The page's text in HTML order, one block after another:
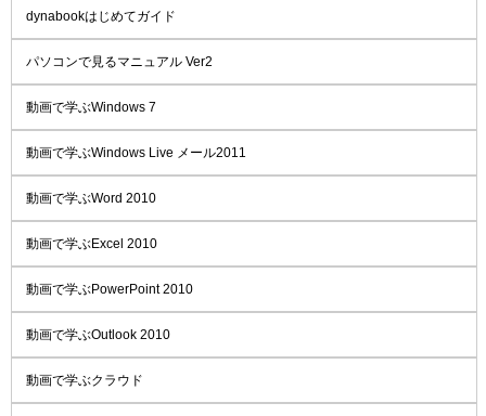
dynabookはじめてガイド
パソコンで見るマニュアル Ver2
動画で学ぶWindows 7
動画で学ぶWindows Live メール2011
動画で学ぶWord 2010
動画で学ぶExcel 2010
動画で学ぶPowerPoint 2010
動画で学ぶOutlook 2010
動画で学ぶクラウド